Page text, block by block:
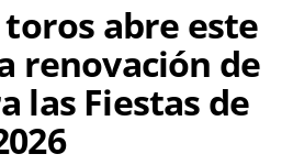
toros abre este
renovación de
las Fiestas de